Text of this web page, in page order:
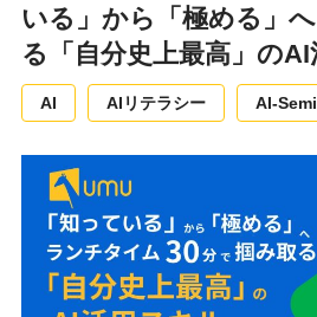
いる」から「極める」
る「自分史上最高」の
AI AIリテラシー AI-